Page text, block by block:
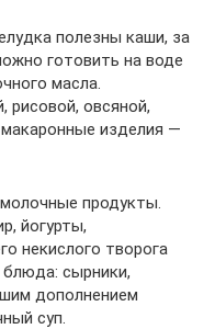
полезны каши, за
готовить на воде
масла.
рисовой, овсяной,
изделия —
продукты.
йогурты,
некислого творога
сырники,
дополнением
суп.